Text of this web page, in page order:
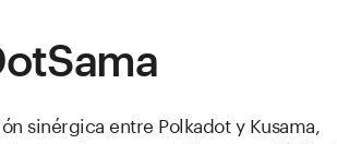
sinérgica entre Polkadot y Kusama,